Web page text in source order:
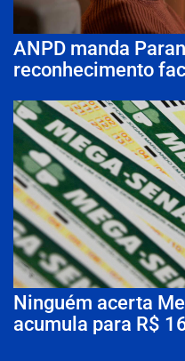
ANPD manda
reconhecimento
Ninguém acerta
acumula para R$